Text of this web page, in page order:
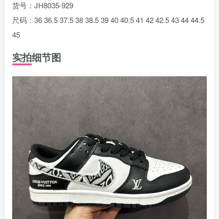
货号：JH8035-929
尺码：36 36.5 37.5 38 38.5 39 40 40.5 41 42 42.5 43 44 44.5
45
实拍细节图